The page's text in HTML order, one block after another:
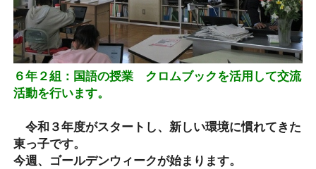
６年２組：国語の授業 クロムブックを活用して交流
活動を行います。
令和３年度がスタートし、新しい環境に慣れてきた
東っ子です。
今週、ゴールデンウィークが始まります。